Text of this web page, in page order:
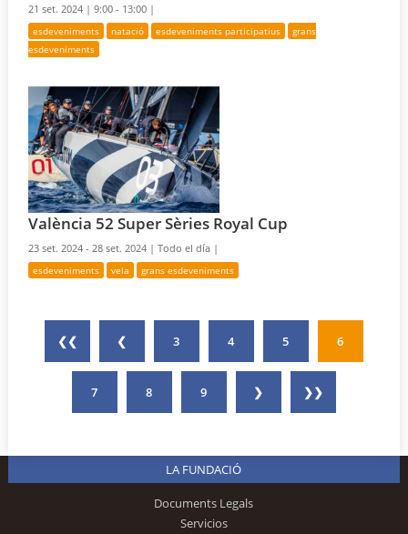
21 set. 2024 |9:00 - 13:00 |
esdeveniments natació esdeveniments participatius
grans
esdeveniments
València 52 Super Sèries Royal Cup
23 set. 2024 - 28 set. 2024 |Todo el día |
esdeveniments vela grans esdeveniments
❮❮ ❮ 3 4 5 6
7 8 9 ❯ ❯❯
LA FUNDACIÓ
Documents Legals
Servicios